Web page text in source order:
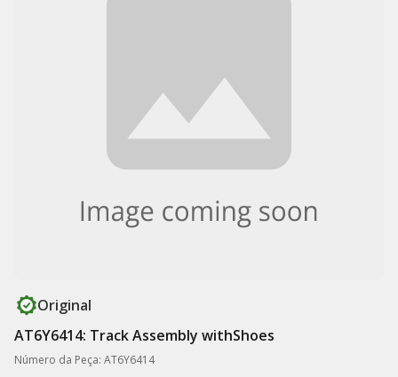
Original
AT6Y6414: Track Assembly withShoes
Número da Peça: AT6Y6414